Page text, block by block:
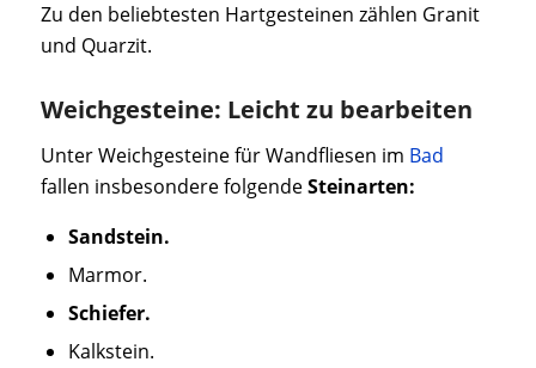
Zu den beliebtesten Hartgesteinen zählen Granit
und Quarzit.
Weichgesteine: Leicht zu bearbeiten
Unter Weichgesteine für Wandfliesen im Bad
fallen insbesondere folgendeSteinarten:
Sandstein.
Marmor.
Schiefer.
Kalkstein.